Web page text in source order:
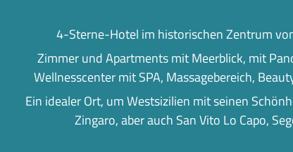
4-Sterne-Hotel im historischen Zentrum
Zimmer und Apartments mit Meerblick, mit
Wellnesscenter mit SPA, Massagebereich,
Ein idealer Ort, um Westsizilien mit seinen
Zingaro, aber auch San Vito Lo Capo,